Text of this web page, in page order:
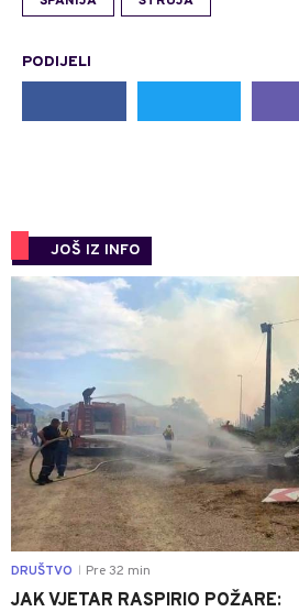
PODIJELI
JOŠ IZ INFO
DRUŠTVO Pre 32 min
JAK VJETAR RASPIRIO POŽARE: